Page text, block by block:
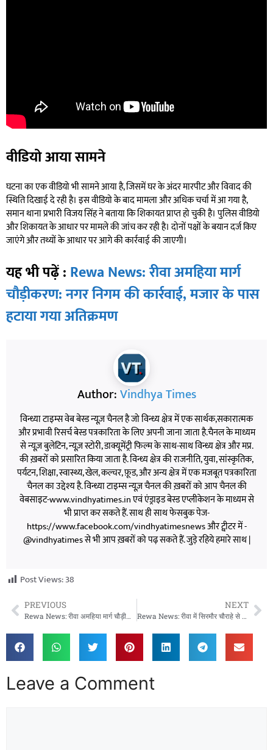
वीडियो आया सामने
घटना का एक वीडियो भी सामने आया है, जिसमें घर के अंदर मारपीट और विवाद की
स्थिति दिखाई दे रही है। इस वीडियो के बाद मामला और अधिक चर्चा में आ गया है,
समान थाना प्रभारी विजय सिंह ने बताया कि शिकायत प्राप्त हो चुकी है। पुलिस वीडियो
और शिकायत के आधार पर मामले की जांच कर रही है। दोनों पक्षों के बयान दर्ज किए
जाएंगे और तथ्यों के आधार पर आगे की कार्रवाई की जाएगी।
यह भी पढ़ें : Rewa News: रीवा अमहिया मार्ग
चौड़ीकरण: नगर निगम की कार्रवाई, मजार के पास
हटाया गया अतिक्रमण
Author:Vindhya Times
विन्ध्या टाइम्स वेब बेस्ड न्यूज़ चैनल है जो विन्ध्य क्षेत्र में एक सार्थक,सकारात्मक
और प्रभावी रिसर्च बेस्ड पत्रकारिता के लिए अपनी जाना जाता है.चैनल के माध्यम
से न्यूज़ बुलेटिन, न्यूज़ स्टोरी, डाक्यूमेंट्री फिल्म के साथ-साथ विन्ध्य क्षेत्र और मप्र.
की ख़बरों को प्रसारित किया जाता है. विन्ध्य क्षेत्र की राजनीति, युवा, सांस्कृतिक,
पर्यटन, शिक्षा, स्वास्थ्य, खेल, कल्चर, फ़ूड, और अन्य क्षेत्र में एक मजबूत पत्रकारिता
चैनल का उद्देश्य है. विन्ध्या टाइम्स न्यूज़ चैनल की ख़बरों को आप चैनल की
वेबसाइट-www.vindhyatimes.in एवं एंड्राइड बेस्ड एप्लीकेशन के माध्यम से
भी प्राप्त कर सकते हैं. साथ ही साथ फेसबुक पेज-
https://www.facebook.com/vindhyatimesnews और ट्वीटर में -
@vindhyatimes से भी आप ख़बरों को पढ़ सकते हैं. जुड़े रहिये हमारे साथ |
Post Views:38
PREVIOUS
Rewa News: रीवा अमहिया मार्ग चौड़ीकरण: नगर निगम की कार्रवाई, मजार के पास हटाया गया अतिक्रमण
NEXT
Rewa News: रीवा में सिरमौर चौराहे से शुरू होकर बिछिया तक पहुंचा विवाद, फायरिंग में युवक घायल
Leave a Comment